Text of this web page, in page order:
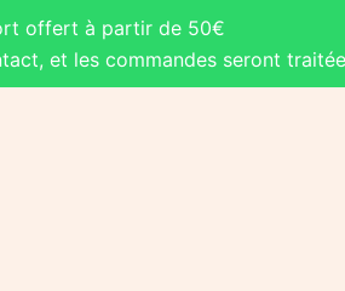
offert à partir de 50€
et les commandes seront